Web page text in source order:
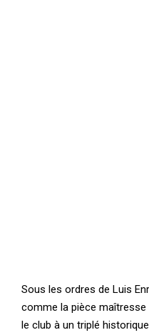
Sous les ordres de Luis
comme la pièce maîtresse
le club à un triplé